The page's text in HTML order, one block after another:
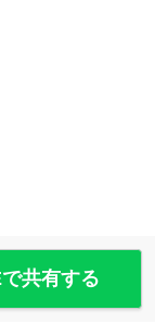
共有する